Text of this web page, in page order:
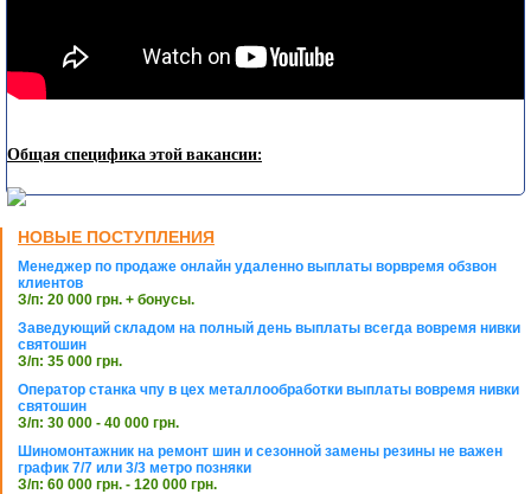
Общая специфика этой вакансии:
НОВЫЕ ПОСТУПЛЕНИЯ
Менеджер по продаже онлайн удаленно выплаты ворвремя обзвон
клиентов
З/п: 20 000 грн. + бонусы.
Заведующий складом на полный день выплаты всегда вовремя нивки
святошин
З/п: 35 000 грн.
Оператор станка чпу в цех металлообработки выплаты вовремя нивки
святошин
З/п: 30 000 - 40 000 грн.
Шиномонтажник на ремонт шин и сезонной замены резины не важен
график 7/7 или 3/3 метро позняки
З/п: 60 000 грн. - 120 000 грн.